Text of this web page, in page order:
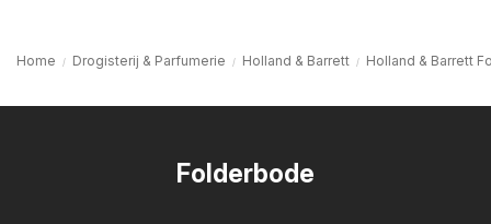
Home Drogisterij & Parfumerie Holland & Barrett Holland & Barrett
Folderbode